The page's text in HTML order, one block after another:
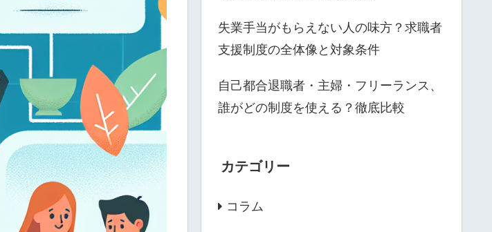
失業手当がもらえない人の味方？求職者
支援制度の全体像と対象条件
自己都合退職者・主婦・フリーランス、
誰がどの制度を使える？徹底比較
カテゴリー
コラム